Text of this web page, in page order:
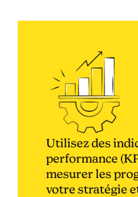
Utilisez des
performance
mesurer les
votre stratégie